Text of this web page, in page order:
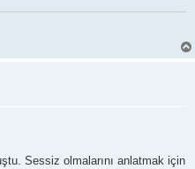
Sessiz olmalarını anlatmak için